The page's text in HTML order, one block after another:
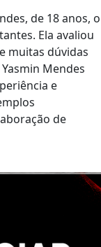
de 18 anos, o
Ela avaliou
muitas dúvidas
Mendes
e
de